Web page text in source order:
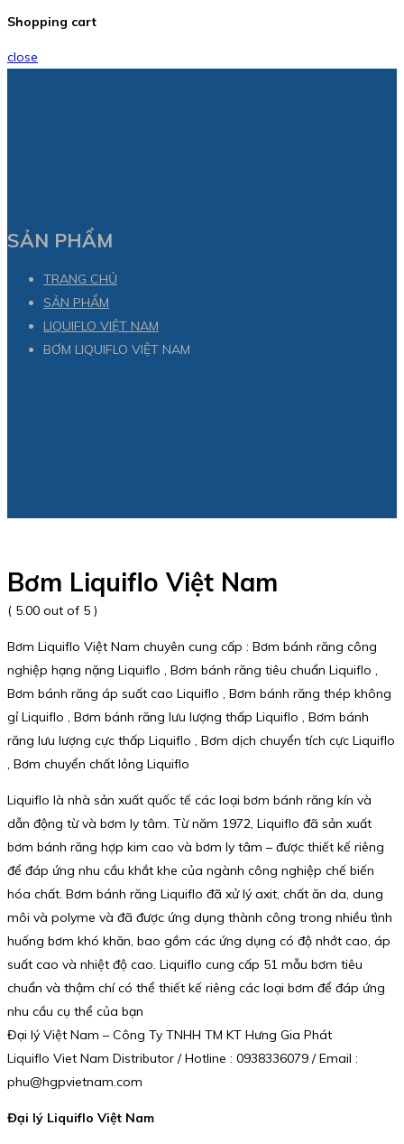
Shopping cart
close
SẢN PHẨM
TRANG CHỦ
SẢN PHẨM
LIQUIFLO VIỆT NAM
BƠM LIQUIFLO VIỆT NAM
Bơm Liquiflo Việt Nam
( 5.00 out of 5 )
Bơm Liquiflo Việt Nam chuyên cung cấp : Bơm bánh răng công
nghiệp hạng nặng Liquiflo , Bơm bánh răng tiêu chuẩn Liquiflo ,
Bơm bánh răng áp suất cao Liquiflo , Bơm bánh răng thép không
gỉ Liquiflo , Bơm bánh răng lưu lượng thấp Liquiflo , Bơm bánh
răng lưu lượng cực thấp Liquiflo , Bơm dịch chuyển tích cực Liquiflo
, Bơm chuyển chất lỏng Liquiflo
Liquiflo là nhà sản xuất quốc tế các loại bơm bánh răng kín và
dẫn động từ và bơm ly tâm. Từ năm 1972, Liquiflo đã sản xuất
bơm bánh răng hợp kim cao và bơm ly tâm – được thiết kế riêng
để đáp ứng nhu cầu khắt khe của ngành công nghiệp chế biến
hóa chất. Bơm bánh răng Liquiflo đã xử lý axit, chất ăn da, dung
môi và polyme và đã được ứng dụng thành công trong nhiều tình
huống bơm khó khăn, bao gồm các ứng dụng có độ nhớt cao, áp
suất cao và nhiệt độ cao. Liquiflo cung cấp 51 mẫu bơm tiêu
chuẩn và thậm chí có thể thiết kế riêng các loại bơm để đáp ứng
nhu cầu cụ thể của bạn
Đại lý Việt Nam – Công Ty TNHH TM KT Hưng Gia Phát
Liquiflo Viet Nam Distributor / Hotline : 0938336079 / Email :
phu@hgpvietnam.com
Đại lý Liquiflo Việt Nam